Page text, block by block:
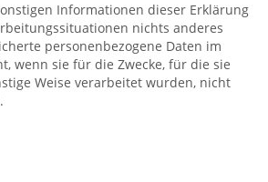
Informationen dieser Erklärung
nichts anderes
personenbezogene Daten im
wenn sie für die Zwecke, für die sie
Weise verarbeitet wurden, nicht